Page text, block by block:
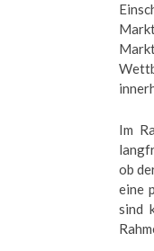
Im
ob
eine
sind